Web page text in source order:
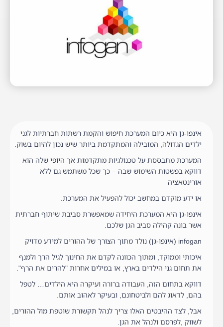
אינפו-גן היא כיום המערכת חיפוש והקמת רשתות חברתיות לגני
ילדים הגדולה, המובילה והמתקדמת ביותר שיש נכון להיום בשוק.
המערכת מתבססת על טכנולגיות מתקדמות אך היופי שלה הוא
דווקא בפשטות השימוש שבה – כך שכל משתמש גם ללא
אורינטאציה
או ידע מוקדם במחשב יכול להפעיל את המערכת.
אינפו-גן היא המערכת היחידה שמאפשרת סביבת שיתוף חברתית
אשר בונה קהילה סביב הגן שלכם.
infogan (אינפו-גן) נולד מתוך הצורך של ההורים למידע מדויק
איכותי וממוקד, ומתוך הכוונה לקדם את החינוך לגיל הרך ולמנף
את תחום גני הילדים בארץ, או במילים אחרות "להרים את הרף".
דווקא בתחום הזה, העבודה ברורה ועיקרה היא הילדים… לטפל
בהם, לדאוג להם ולביטחונם, ובעיקר לאהוב אותם.
אבל, לצד ההיבטים האלו צריך לנהל תקשורת שוטפת מול ההורים,
לשווק ,לפרסם ולנהל את הגן.